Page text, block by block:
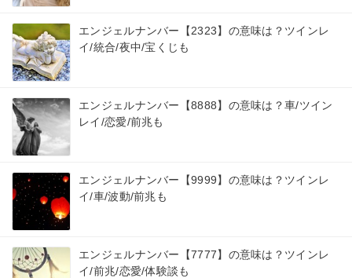
エンジェルナンバー【2323】の意味は？ツインレ
イ/統合/夜中/宝くじも
エンジェルナンバー【8888】の意味は？車/ツイン
レイ/恋愛/前兆も
エンジェルナンバー【9999】の意味は？ツインレ
イ/車/波動/前兆も
エンジェルナンバー【7777】の意味は？ツインレ
イ/前兆/恋愛/体験談も